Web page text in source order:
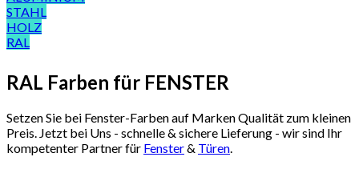
STAHL
HOLZ
RAL
RAL Farben für FENSTER
Setzen Sie bei Fenster-Farben auf Marken Qualität zum kleinen
Preis. Jetzt bei Uns - schnelle & sichere Lieferung - wir sind Ihr
kompetenter Partner für Fenster& Türen